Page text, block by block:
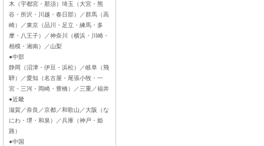
木（宇都宮・那須）埼玉（大宮・熊
谷・所沢・川越・春日部）／群馬（高
崎）／東京（品川・足立・練馬・多
摩・八王子）／神奈川（横浜・川崎・
相模・湘南）／山梨
●中部
静岡（沼津・伊豆・浜松）／岐阜（飛
騨）／愛知（名古屋・尾張小牧・一
宮・三河・岡崎・豊橋）／三重／福井
●近畿
滋賀／奈良／京都／和歌山／大阪（な
にわ・堺・和泉）／兵庫（神戸・姫
路）
●中国